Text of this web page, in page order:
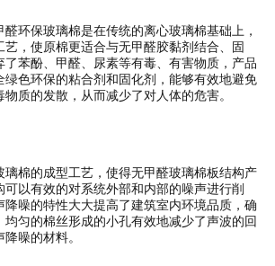
环保玻璃棉是在传统的离心玻璃棉基础上，
，使原棉更适合与无甲醛胶黏剂结合、固
苯酚、甲醛、尿素等有毒、有害物质，产品
绿色环保的粘合剂和固化剂，能够有效地避免
质的发散，从而减少了对人体的危害。
璃棉的成型工艺，使得无甲醛玻璃棉板结构产
以有效的对系统外部和内部的噪声进行削
噪的特性大大提高了建筑室内环境品质，确
匀的棉丝形成的小孔有效地减少了声波的回
噪的材料。